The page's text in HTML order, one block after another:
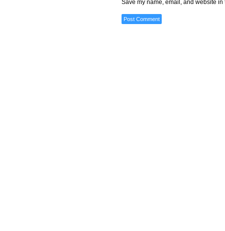
Save my name, email, and website